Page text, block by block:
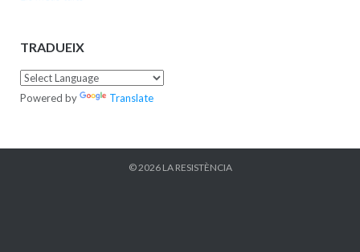
TRADUEIX
Powered by Translate
© 2026 LA RESISTÈNCIA